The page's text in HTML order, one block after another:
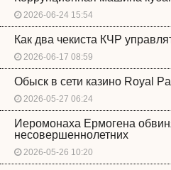
2026-06-24 15:54
Как два чекиста КЧР
2026-06-17 08:59
Обыск в сети казино Royal
2026-05-27 06:24
Иеромонаха Ермогена
несовершеннолетних
2026-05-26 10:20